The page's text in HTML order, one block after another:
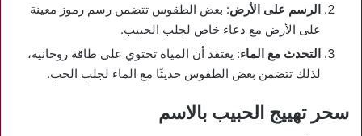
الرسم على الأرض: بعض الطقوس تتضمن رسم رموز معينة
على الأرض مع دعاء خاص لجلب الحبيب.
التحدث مع الماء: يعتقد أن المياه تحتوي على طاقة روحانية،
لذلك تتضمن بعض الطقوس حديثًا مع الماء لجلب الحب.
سحر تهييج الحبيب بالاسم